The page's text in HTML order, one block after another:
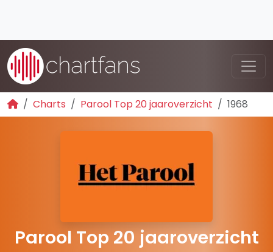
Charts Parool Top 20 jaaroverzicht 1968
Parool Top 20 jaaroverzicht